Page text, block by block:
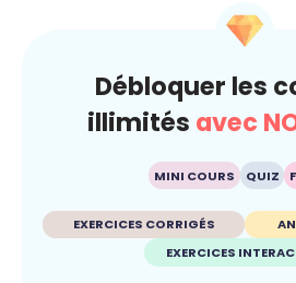
Débloquer les
illimités avec
MINI COURS QUIZ
EXERCICES CORRIGÉS
EXERCICES